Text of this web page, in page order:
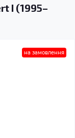
I (1995–
на замовлення